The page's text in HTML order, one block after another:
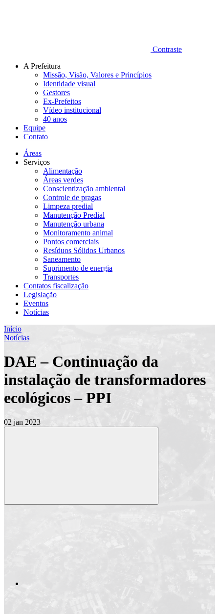
Contraste
A Prefeitura
Missão, Visão, Valores e Princípios
Identidade visual
Gestores
Ex-Prefeitos
Vídeo institucional
40 anos
Equipe
Contato
Áreas
Serviços
Alimentação
Áreas verdes
Conscientização ambiental
Controle de pragas
Limpeza predial
Manutenção Predial
Manutenção urbana
Monitoramento animal
Pontos comerciais
Resíduos Sólidos Urbanos
Saneamento
Suprimento de energia
Transportes
Contatos fiscalização
Legislação
Eventos
Notícias
Início
Notícias
DAE – Continuação da
instalação de transformadores
ecológicos – PPI
02 jan 2023
Compartilhar
Compartilhar